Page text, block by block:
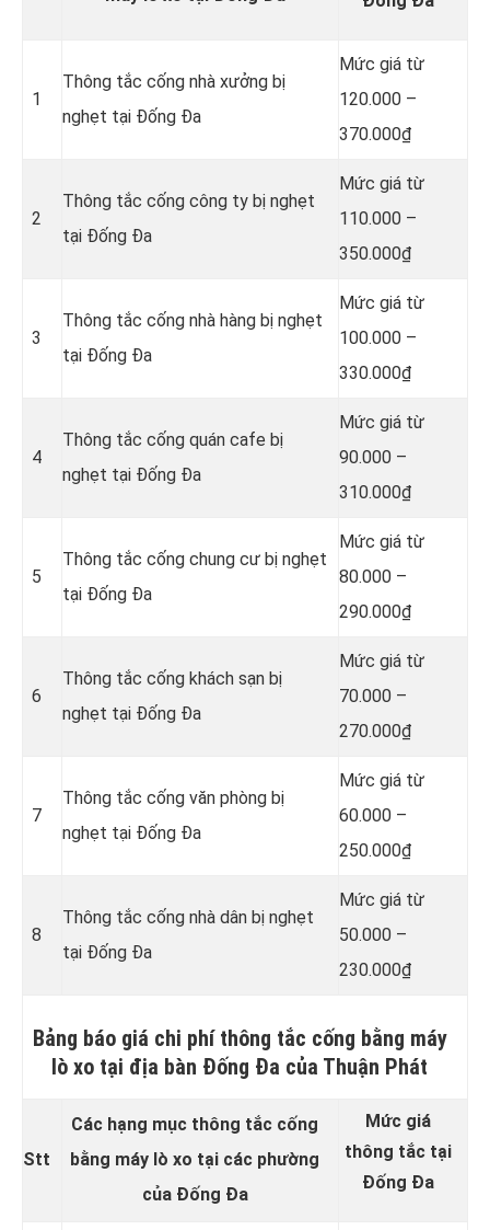
1
Thông tắc cống nhà xưởng bị
nghẹt tại Đống Đa
Mức giá từ
120.000 –
370.000₫
2
Thông tắc cống công ty bị nghẹt
tại Đống Đa
Mức giá từ
110.000 –
350.000₫
3
Thông tắc cống nhà hàng bị nghẹt
tại Đống Đa
Mức giá từ
100.000 –
330.000₫
4
Thông tắc cống quán cafe bị
nghẹt tại Đống Đa
Mức giá từ
90.000 –
310.000₫
5
Thông tắc cống chung cư bị nghẹt
tại Đống Đa
Mức giá từ
80.000 –
290.000₫
6
Thông tắc cống khách sạn bị
nghẹt tại Đống Đa
Mức giá từ
70.000 –
270.000₫
7
Thông tắc cống văn phòng bị
nghẹt tại Đống Đa
Mức giá từ
60.000 –
250.000₫
8
Thông tắc cống nhà dân bị nghẹt
tại Đống Đa
Mức giá từ
50.000 –
230.000₫
Bảng báo giá chi phí thông tắc cống bằng máy
lò xo tại địa bàn Đống Đa của Thuận Phát
Stt
Các hạng mục thông tắc cống
bằng máy lò xo tại các phường
của Đống Đa
Mức giá
thông tắc tại
Đống Đa